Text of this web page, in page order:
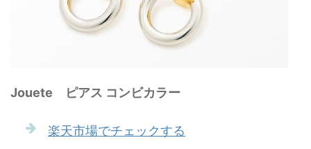
Jouete ピアス コンビカラー
楽天市場でチェックする